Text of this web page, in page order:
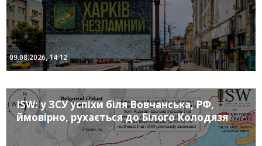
09.08.2026, 14:12
ISW: у ЗСУ успіхи біля Вовчанська, РФ,
ймовірно, рухається до Білого Колодязя